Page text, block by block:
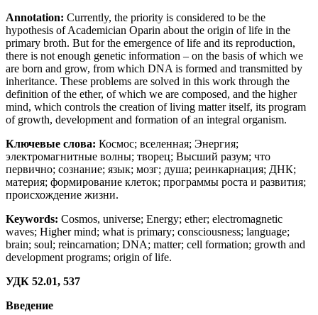
Annotation: Currently, the priority is considered to be the
hypothesis of Academician Oparin about the origin of life in the
primary broth. But for the emergence of life and its reproduction,
there is not enough genetic information – on the basis of which we
are born and grow, from which DNA is formed and transmitted by
inheritance. These problems are solved in this work through the
definition of the ether, of which we are composed, and the higher
mind, which controls the creation of living matter itself, its program
of growth, development and formation of an integral organism.
Ключевые слова: Космос; вселенная; Энергия;
электромагнитные волны; творец; Высший разум; что
первично; сознание; язык; мозг; душа; реинкарнация; ДНК;
материя; формирование клеток; программы роста и развития;
происхождение жизни.
Keywords: Cosmos, universe; Energy; ether; electromagnetic
waves; Higher mind; what is primary; consciousness; language;
brain; soul; reincarnation; DNA; matter; cell formation; growth and
development programs; origin of life.
УДК 52.01, 537
Введение